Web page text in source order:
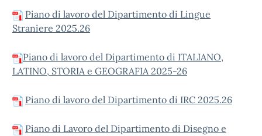
Piano di lavoro del Dipartimento di Lingue
Straniere 2025.26
Piano di lavoro del Dipartimento di ITALIANO,
LATINO, STORIA e GEOGRAFIA 2025-26
Piano di lavoro del Dipartimento di IRC 2025.26
Piano di Lavoro del Dipartimento di Disegno e